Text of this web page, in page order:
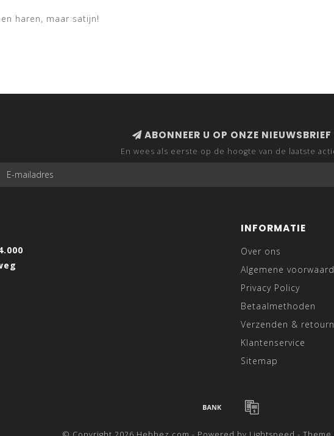
haren, maar satijn!
ABONNEER U OP ONZE NIEUWSBRIEF
En wees als eerste op de hoogte van de laatste
INFORMATIE
Over ons
Algemene
Privacy Policy
Betaalmethoden
Verzenden &
Klantenservice
Sitemap